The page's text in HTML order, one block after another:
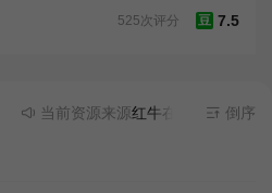
豆 7.5
525次评分
当前资源来源红牛在线 - 无需安装
倒序